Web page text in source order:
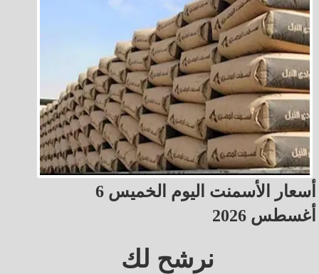
أسعار الأسمنت اليوم الخميس 6
أغسطس 2026
نرشح لك